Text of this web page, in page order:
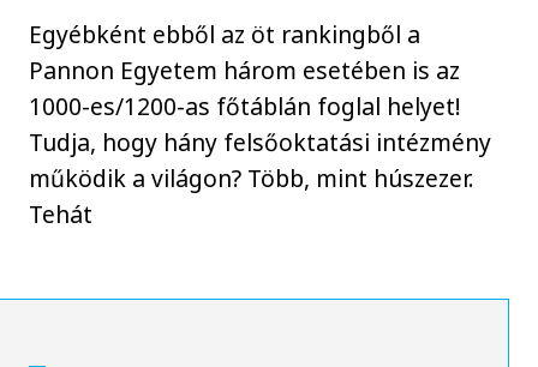
Egyébként ebből az öt rankingből a
Pannon Egyetem három esetében is az
1000-es/1200-as főtáblán foglal helyet!
Tudja, hogy hány felsőoktatási intézmény
működik a világon? Több, mint húszezer.
Tehát